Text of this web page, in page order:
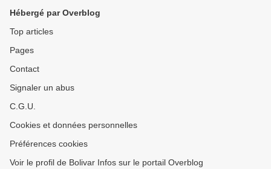
Hébergé par Overblog
Top articles
Pages
Contact
Signaler un abus
C.G.U.
Cookies et données personnelles
Préférences cookies
Voir le profil de Bolivar Infos sur le portail Overblog